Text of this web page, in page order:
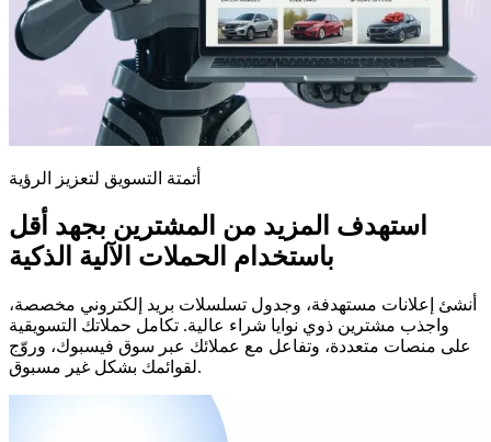
أتمتة التسويق لتعزيز الرؤية
استهدف المزيد من المشترين بجهد أقل
باستخدام الحملات الآلية الذكية
أنشئ إعلانات مستهدفة، وجدول تسلسلات بريد إلكتروني مخصصة،
واجذب مشترين ذوي نوايا شراء عالية. تكامل حملاتك التسويقية
على منصات متعددة، وتفاعل مع عملائك عبر سوق فيسبوك، وروّج
لقوائمك بشكل غير مسبوق.